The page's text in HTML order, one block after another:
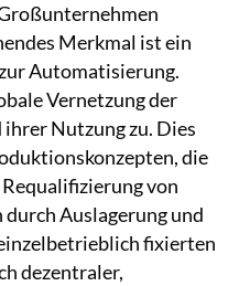
Merkmal ist ein
Automatisierung.
Vernetzung der
Nutzung zu. Dies
die
von
Auslagerung und
fixierten
dezentraler,